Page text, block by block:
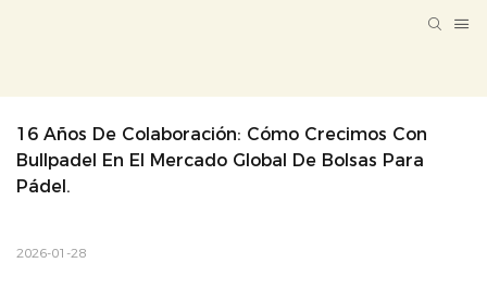
16 Años De Colaboración: Cómo Crecimos Con
Bullpadel En El Mercado Global De Bolsas Para
Pádel.
2026-01-28